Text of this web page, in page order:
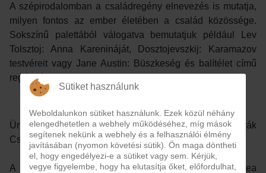
A szépirodalomban a családregény elnevezés is mutatja,
milyen fontos az ember életében a család közössége.
Sokszínű palettából válogatva bemutatjuk például Lev
Tolsztoj: Anna Karenináját, Dosztojevszkij: Karamazov
testvéreit vagy Jane Austin: Büszkeség és balítélet című
regényét.
Ünnepi köszöntőt mond, a kiállítás fővédnöke: Ternyák
Csaba egri érsek
A kiállítást bemutatja: Nemesné Kis Tímea
Sütiket használunk
Weboldalunkon sütiket használunk. Ezek közül néhány
elengedhetetlen a webhely működéséhez, míg mások
segítenek nekünk a webhely és a felhasználói élmény
javításában (nyomon követési sütik). Ön maga döntheti
el, hogy engedélyezi-e a sütiket vagy sem. Kérjük,
vegye figyelembe, hogy ha elutasítja őket, előfordulhat,